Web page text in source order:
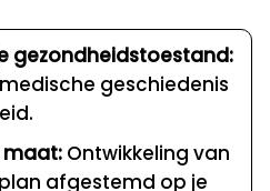
gezondheidstoestand:
geschiedenis
maat: Ontwikkeling van
afgestemd op je